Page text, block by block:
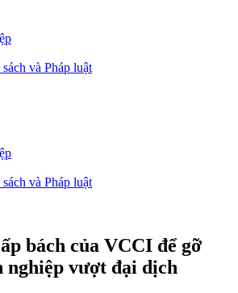
và Pháp luật
và Pháp luật
bách của VCCI để gỡ
nghiệp vượt đại dịch